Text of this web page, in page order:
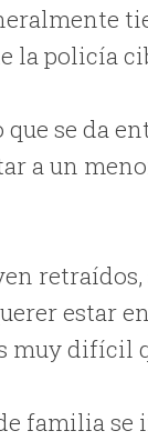
la policía
se da
a un
retraídos,
estar
muy difícil
familia